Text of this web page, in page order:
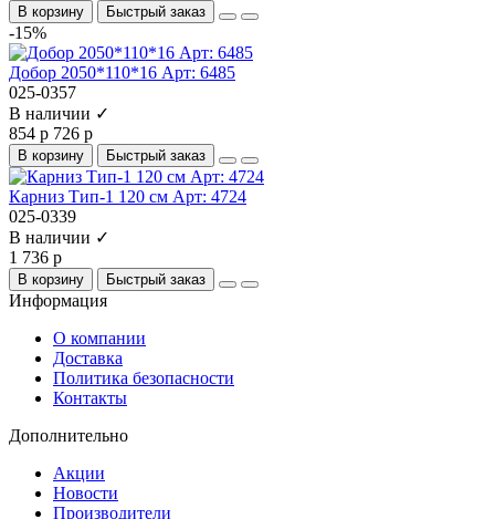
В корзину Быстрый заказ
-15%
Добор 2050*110*16 Арт: 6485
025-0357
В наличии ✓
854 р 726 р
В корзину Быстрый заказ
Карниз Тип-1 120 см Арт: 4724
025-0339
В наличии ✓
1 736 р
В корзину Быстрый заказ
Информация
О компании
Доставка
Политика безопасности
Контакты
Дополнительно
Акции
Новости
Производители